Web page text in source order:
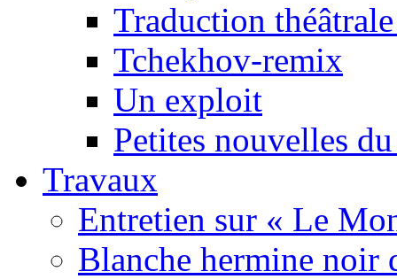
Traduction
Tchekhov-remix
Un exploit
Petites nouvelles
Travaux
Entretien sur « Le
Blanche hermine noir